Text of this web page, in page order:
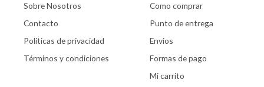
Sobre Nosotros
Contacto
Politicas de privacidad
Términos y condiciones
Como comprar
Punto de entrega
Envios
Formas de pago
Mi carrito